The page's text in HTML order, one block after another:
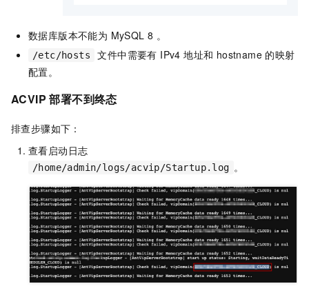
数据库版本不能为 MySQL 8 。
/etc/hosts
文件中需要有 IPv4 地址和 hostname 的映射
配置。
ACVIP 部署不到终态
排查步骤如下：
查看启动日志
/home/admin/logs/acvip/Startup.log 。